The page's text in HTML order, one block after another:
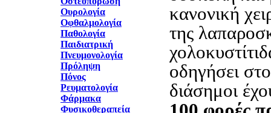
Ουρολογία
Οφθαλμολογία
Παθολογία
Παιδιατρική
Πνευμονολογία
Πρόληψη
Πόνος
Ρευματολογία
Φάρμακα
Φυσικοθεραπεία
κανονική
της
οδηγήσει
διάσημοι